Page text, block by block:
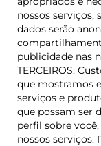
nossos serviços,
dados serão
publicidade nas
TERCEIROS.
que mostramos
serviços e
que possam ser
perfil sobre
nossos serviços.